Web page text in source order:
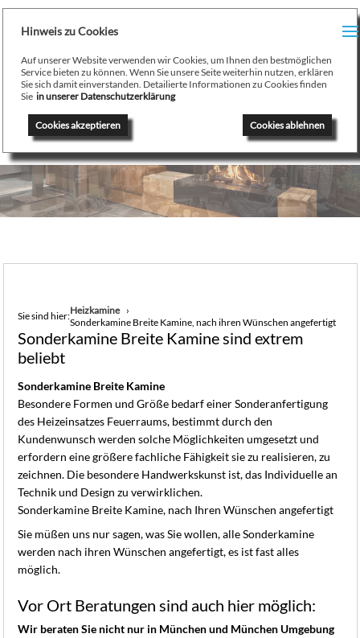
/
Hinweis zu Cookies
Auf unserer Website verwenden wir Cookies, um Ihnen den bestmöglichen
Service bieten zu können. Wenn Sie unsere Seite weiterhin nutzen, erklären
Sie sich damit einverstanden. Detailierte Informationen zu Cookies finden
Sie in unserer Datenschutzerklärung
Cookies ablehnen
Cookies akzeptieren
August Stamminger
Beratung - Planung - Ausführung - Wartung - Reparatur
Ofenbau Kaminbau Gaskamine Kachelofen Heizkamine
Sie sind hier:Heizkamine
Sonderkamine Breite Kamine, nach ihren Wünschen angefertigt
Sonderkamine Breite Kamine sind extrem
beliebt
Sonderkamine Breite Kamine
Besondere Formen und Größe bedarf einer Sonderanfertigung
des Heizeinsatzes Feuerraums, bestimmt durch den
Kundenwunsch werden solche Möglichkeiten umgesetzt und
erfordern eine größere fachliche Fähigkeit sie zu realisieren, zu
zeichnen. Die besondere Handwerkskunst ist, das Individuelle an
Technik und Design zu verwirklichen.
Sonderkamine Breite Kamine, nach Ihren Wünschen angefertigt
Sie müßen uns nur sagen, was Sie wollen, alle Sonderkamine
werden nach ihren Wünschen angefertigt, es ist fast alles
möglich.
Vor Ort Beratungen sind auch hier möglich:
Wir beraten Sie nicht nur in München und München Umgebung